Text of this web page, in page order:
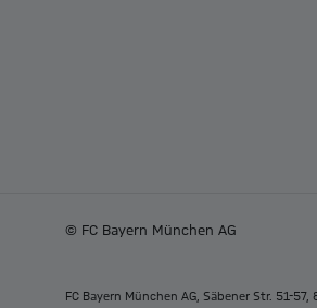
© FC Bayern München AG
FC Bayern München AG, Säbener Str. 51-57,